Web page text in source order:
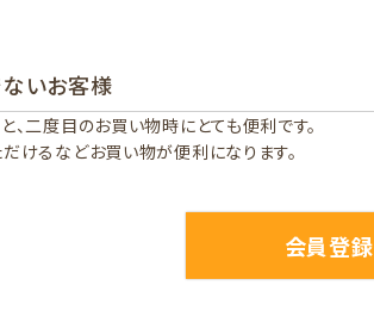
いお客様
、二度目のお買い物時にとても便利です。
けるなどお買い物が便利になります。
会員登録